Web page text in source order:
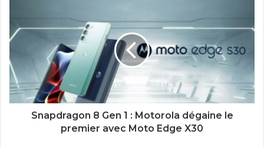
Snapdragon 8 Gen 1 : Motorola dégaine le
premier avec Moto Edge X30